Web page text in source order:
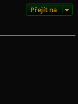
Přejít na